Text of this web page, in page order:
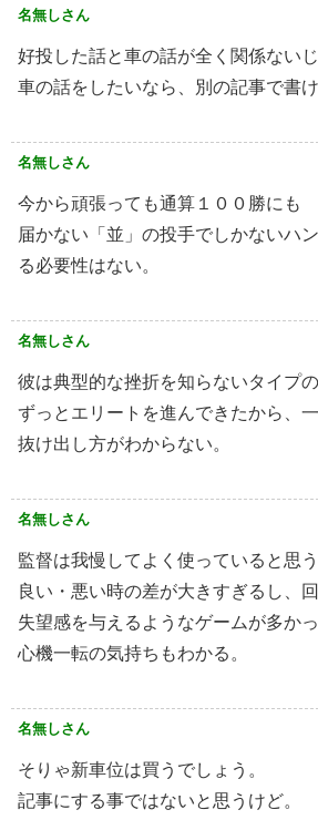
名無しさん
好投した話と車の話が全く関係ないじ
車の話をしたいなら、別の記事で書け
名無しさん
今から頑張っても通算１００勝にも
届かない「並」の投手でしかないハ
る必要性はない。
名無しさん
彼は典型的な挫折を知らないタイプ
ずっとエリートを進んできたから、
抜け出し方がわからない。
名無しさん
監督は我慢してよく使っていると思う
良い・悪い時の差が大きすぎるし、
失望感を与えるようなゲームが多か
心機一転の気持ちもわかる。
名無しさん
そりゃ新車位は買うでしょう。
記事にする事ではないと思うけど。